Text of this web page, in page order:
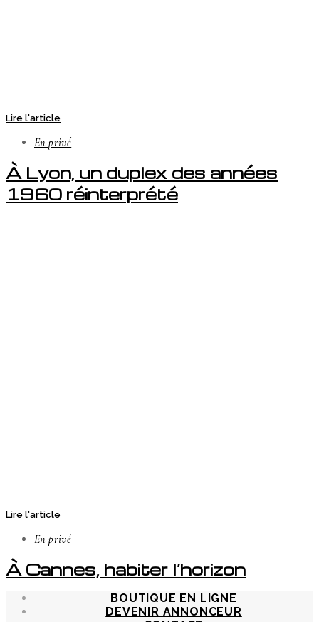
Lire l'article
En privé
À Lyon, un duplex des années
1960 réinterprété
Lire l'article
En privé
À Cannes, habiter l’horizon
BOUTIQUE EN LIGNE
DEVENIR ANNONCEUR